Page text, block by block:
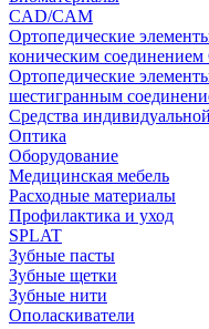
CAD/CAM
Ортопедические
коническим соединением
Ортопедические
шестигранным
Средства
Оптика
Оборудование
Медицинская мебель
Расходные материалы
Профилактика и уход
SPLAT
Зубные пасты
Зубные щетки
Зубные нити
Ополаскиватели